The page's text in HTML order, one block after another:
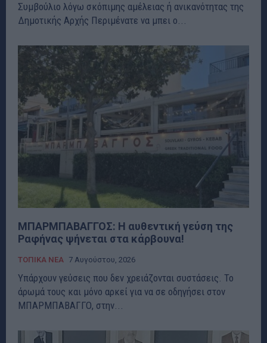
Συμβούλιο λόγω σκόπιμης αμέλειας ή ανικανότητας της
Δημοτικής Αρχής Περιμένατε να μπει ο...
ΜΠΑΡΜΠΑΒΑΓΓΟΣ: Η αυθεντική γεύση της
Ραφήνας ψήνεται στα κάρβουνα!
ΤΟΠΙΚΑ ΝΕΑ 7 Αυγούστου, 2026
Υπάρχουν γεύσεις που δεν χρειάζονται συστάσεις. Το
άρωμά τους και μόνο αρκεί για να σε οδηγήσει στον
ΜΠΑΡΜΠΑΒΑΓΓΟ, στην...